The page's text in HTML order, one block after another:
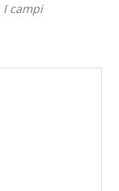
I campi